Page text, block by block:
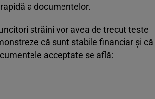
a documentelor.
străini vor avea de trecut teste
că sunt stabile financiar și că
acceptate se află: